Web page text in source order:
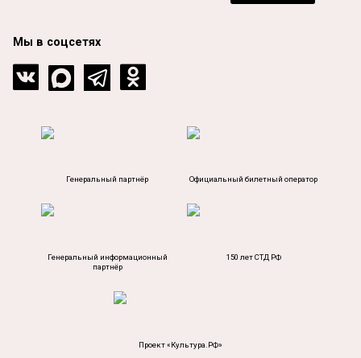
Мы в соцсетях
Генеральный партнёр Официальный билетный оператор
Генеральный информационный
партнёр
150 лет СТД РФ
Проект «Культура.РФ»